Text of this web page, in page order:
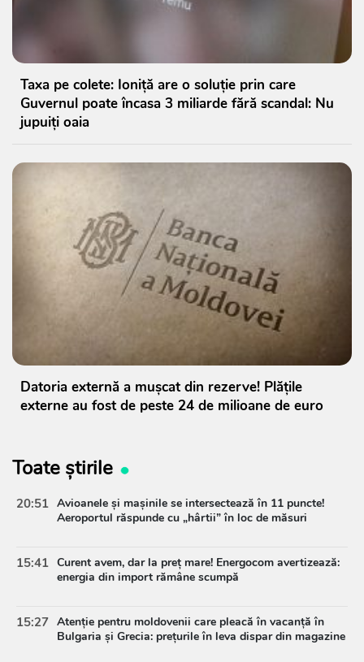
Taxa pe colete: Ioniță are o soluție prin care
Guvernul poate încasa 3 miliarde fără scandal: Nu
jupuiți oaia
Datoria externă a mușcat din rezerve! Plățile
externe au fost de peste 24 de milioane de euro
Toate știrile
20:51 Avioanele și mașinile se intersectează în 11 puncte!
Aeroportul răspunde cu „hârtii” în loc de măsuri
15:41 Curent avem, dar la preț mare! Energocom avertizează:
energia din import rămâne scumpă
15:27 Atenție pentru moldovenii care pleacă în vacanță în
Bulgaria și Grecia: prețurile în leva dispar din magazine